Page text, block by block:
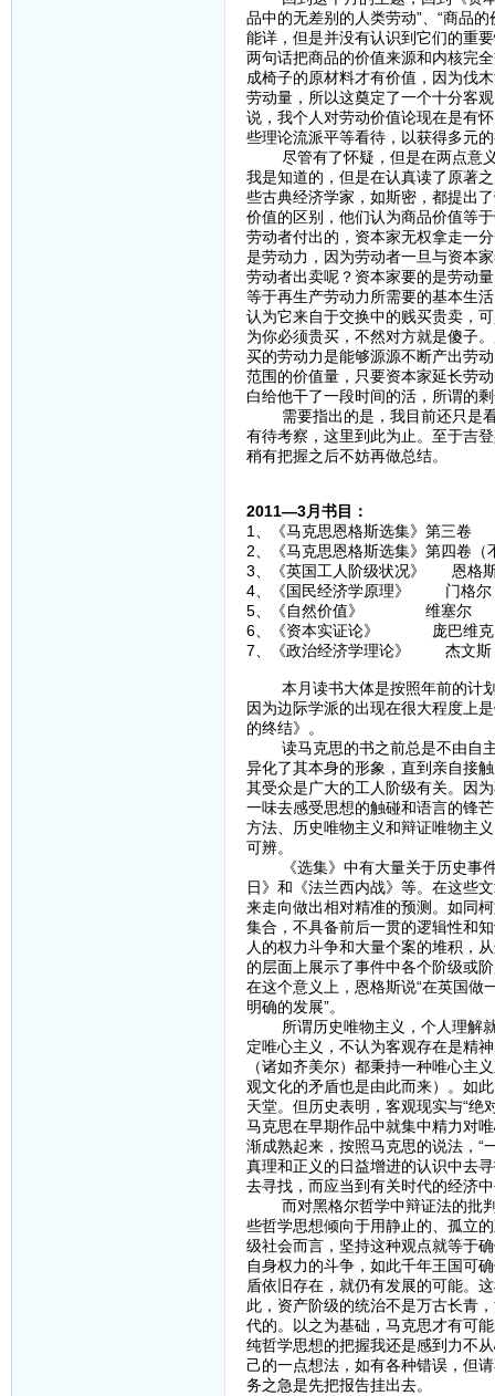
品中的无差别的人类劳动”、“商品
能详，但是并没有认识到它们的重
两句话把商品的价值来源和内核完
成椅子的原材料才有价值，因为伐
劳动量，所以这奠定了一个十分客
说，我个人对劳动价值论现在是有
些理论流派平等看待，以获得多元
尽管有了怀疑，但是在两点意义
我是知道的，但是在认真读了原著
些古典经济学家，如斯密，都提出
价值的区别，他们认为商品价值等
劳动者付出的，资本家无权拿走一
是劳动力，因为劳动者一旦与资本
劳动者出卖呢？资本家要的是劳动
等于再生产劳动力所需要的基本生
认为它来自于交换中的贱买贵卖，
为你必须贵买，不然对方就是傻子
买的劳动力是能够源源不断产出劳
范围的价值量，只要资本家延长劳
白给他干了一段时间的活，所谓的
需要指出的是，我目前还只是看
有待考察，这里到此为止。至于吉
稍有把握之后不妨再做总结。
2011—3月书目：
1、《马克思恩格斯选集》第三卷
2、《马克思恩格斯选集》第四卷（
3、《英国工人阶级状况》 恩格
4、《国民经济学原理》 门格尔
5、《自然价值》 维塞尔
6、《资本实证论》 庞巴维克
7、《政治经济学理论》 杰文斯
本月读书大体是按照年前的计划
因为边际学派的出现在很大程度上
的终结》。
读马克思的书之前总是不由自主
异化了其本身的形象，直到亲自接
其受众是广大的工人阶级有关。因
一味去感受思想的触碰和语言的锋
方法、历史唯物主义和辩证唯物主
可辨。
《选集》中有大量关于历史事件
日》和《法兰西内战》等。在这些
来走向做出相对精准的预测。如同
集合，不具备前后一贯的逻辑性和
人的权力斗争和大量个案的堆积，
的层面上展示了事件中各个阶级或
在这个意义上，恩格斯说“在英国做
明确的发展”。
所谓历史唯物主义，个人理解就
定唯心主义，不认为客观存在是精
（诸如齐美尔）都秉持一种唯心主
观文化的矛盾也是由此而来）。如
天堂。但历史表明，客观现实与“绝
马克思在早期作品中就集中精力对
渐成熟起来，按照马克思的说法，“
真理和正义的日益增进的认识中去
去寻找，而应当到有关时代的经济
而对黑格尔哲学中辩证法的批判
些哲学思想倾向于用静止的、孤立
级社会而言，坚持这种观点就等于
自身权力的斗争，如此千年王国可
盾依旧存在，就仍有发展的可能。
此，资产阶级的统治不是万古长青
代的。以之为基础，马克思才有可
纯哲学思想的把握我还是感到力不
己的一点想法，如有各种错误，但
务之急是先把报告挂出去。